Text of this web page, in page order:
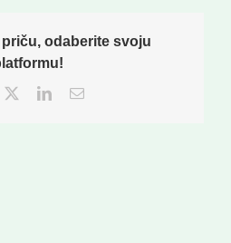
odaberite svoju
TwitterLinkedInEmail: